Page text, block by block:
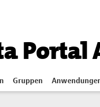
Portal
Gruppen